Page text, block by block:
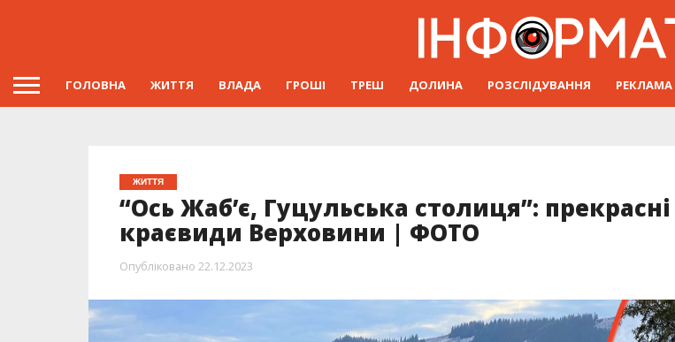
ГОЛОВНА ЖИТТЯ ВЛАДА ГРОШІ ТРЕШ ДОЛИНА РОЗСЛІДУВАННЯ РЕКЛАМА
ЖИТТЯ
“Ось Жаб’є, Гуцульська столиця”: прекрасні
краєвиди Верховини | ФОТО
Опубліковано 22.12.2023